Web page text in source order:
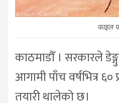
फाइल
काठमाडौँ । सरकारले
आगामी पाँच वर्षभित्र
तयारी थालेको छ।